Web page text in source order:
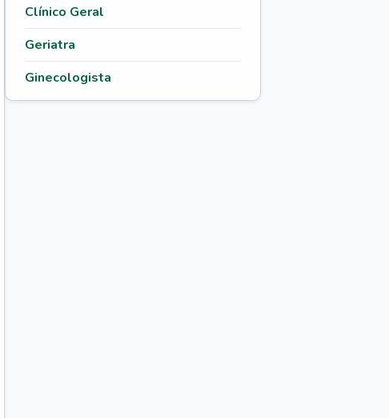
Clínico Geral
Geriatra
Ginecologista